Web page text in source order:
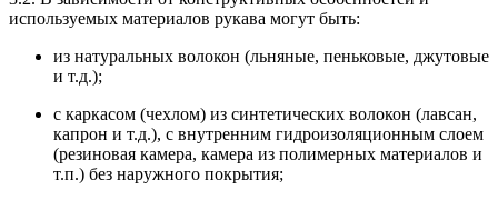
используемых материалов рукава могут быть:
из натуральных волокон (льняные, пеньковые, джутовые
и т.д.);
с каркасом (чехлом) из синтетических волокон (лавсан,
капрон и т.д.), с внутренним гидроизоляционным слоем
(резиновая камера, камера из полимерных материалов и
т.п.) без наружного покрытия;